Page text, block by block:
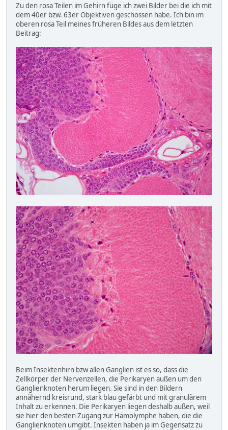
Zu den rosa Teilen im Gehirn füge ich zwei Bilder bei die ich mit
dem 40er bzw. 63er Objektiven geschossen habe. Ich bin im
oberen rosa Teil meines früheren Bildes aus dem letzten
Beitrag:
Beim Insektenhirn bzw allen Ganglien ist es so, dass die
Zellkörper der Nervenzellen, die Perikaryen außen um den
Ganglienknoten herum liegen. Sie sind in den Bildern
annähernd kreisrund, stark blau gefärbt und mit granulärem
Inhalt zu erkennen. Die Perikaryen liegen deshalb außen, weil
sie hier den besten Zugang zur Hämolymphe haben, die die
Ganglienknoten umgibt. Insekten haben ja im Gegensatz zu